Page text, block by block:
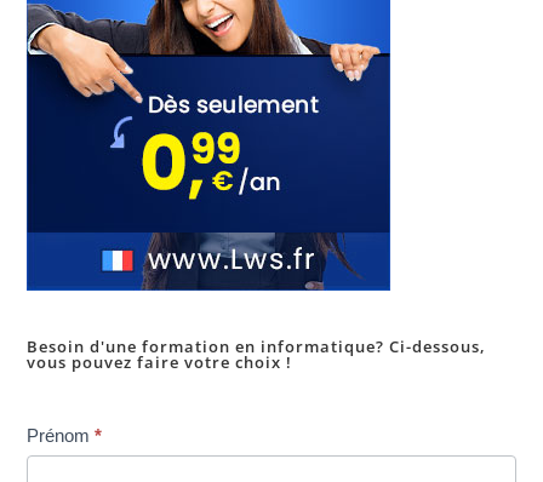
Besoin d'une formation en informatique? Ci-dessous,
vous pouvez faire votre choix !
Inscription
dans
Prénom*